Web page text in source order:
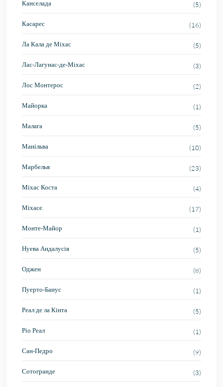
Канселада (5)
Касарес (16)
Ла Кала де Міхас (5)
Лас-Лагунас-де-Міхас (3)
Лос Монтерос (2)
Майорка (1)
Малага (5)
Манільва (10)
Марбелья (23)
Міхас Коста (4)
Міхасе. (17)
Монте-Майор (1)
Нуева Андалусія (5)
Оджен (8)
Пуерто-Банус (1)
Реал де ла Кінта (5)
Ріо Реал (1)
Сан-Педро (9)
Сотогранде (3)